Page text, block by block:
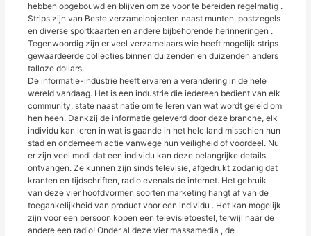
hebben opgebouwd en blijven om ze voor te bereiden regelmatig .
Strips zijn van Beste verzamelobjecten naast munten, postzegels
en diverse sportkaarten en andere bijbehorende herinneringen .
Tegenwoordig zijn er veel verzamelaars wie heeft mogelijk strips
gewaardeerde collecties binnen duizenden en duizenden anders
talloze dollars.
De informatie-industrie heeft ervaren a verandering in de hele
wereld vandaag. Het is een industrie die iedereen bedient van elk
community, state naast natie om te leren van wat wordt geleid om
hen heen. Dankzij de informatie geleverd door deze branche, elk
individu kan leren in wat is gaande in het hele land misschien hun
stad en onderneem actie vanwege hun veiligheid of voordeel. Nu
er zijn veel modi dat een individu kan deze belangrijke details
ontvangen. Ze kunnen zijn sinds televisie, afgedrukt zodanig dat
kranten en tijdschriften, radio evenals de internet. Het gebruik
van deze vier hoofdvormen soorten marketing hangt af van de
toegankelijkheid van product voor een individu . Het kan mogelijk
zijn voor een persoon kopen een televisietoestel, terwijl naar de
andere een radio! Onder al deze vier massamedia , de